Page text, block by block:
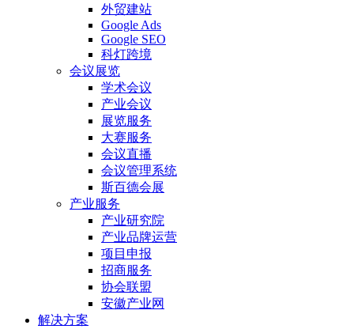
外贸建站
Google Ads
Google SEO
科灯跨境
会议展览
学术会议
产业会议
展览服务
大赛服务
会议直播
会议管理系统
斯百德会展
产业服务
产业研究院
产业品牌运营
项目申报
招商服务
协会联盟
安徽产业网
解决方案